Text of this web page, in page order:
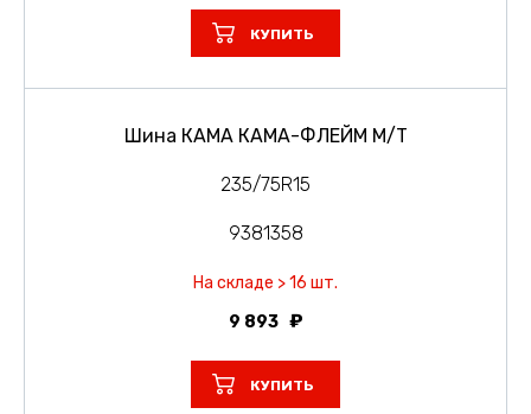
КУПИТЬ
Шина КАМА КАМА-ФЛЕЙМ М/Т
235/75R15
9381358
На складе > 16 шт.
9 893
КУПИТЬ